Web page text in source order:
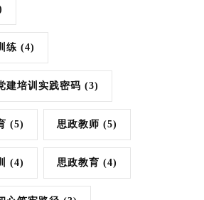
练 (4)
建培训实践密码 (3)
(5) 思政教师 (5)
(4) 思政教育 (4)